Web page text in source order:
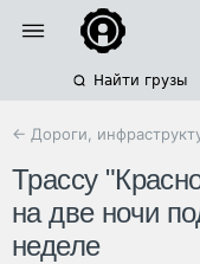
Найти грузы
← Дороги,
Трассу
на две ночи
неделе